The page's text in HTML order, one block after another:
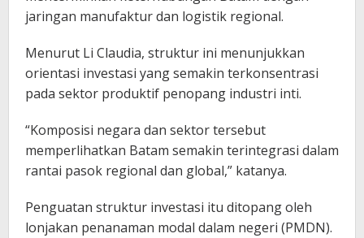
jaringan manufaktur dan logistik regional.
Menurut Li Claudia, struktur ini menunjukkan
orientasi investasi yang semakin terkonsentrasi
pada sektor produktif penopang industri inti.
“Komposisi negara dan sektor tersebut
memperlihatkan Batam semakin terintegrasi dalam
rantai pasok regional dan global,” katanya.
Penguatan struktur investasi itu ditopang oleh
lonjakan penanaman modal dalam negeri (PMDN).